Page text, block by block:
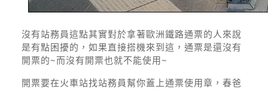
沒有站務員這點其實對於拿著歐洲鐵路通票的人來說
是有點困擾的，如果直接搭機來到這，通票是還沒有
開票的~而沒有開票也就不能使用~
開票要在火車站找站務員幫你蓋上通票使用章，春爸